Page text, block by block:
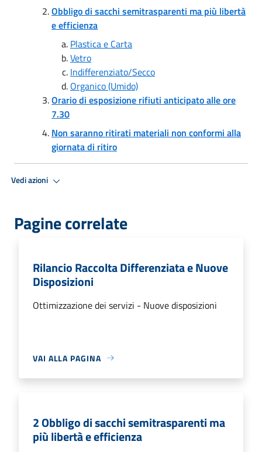
Obbligo di sacchi semitrasparenti ma più libertà
e efficienza
Plastica e Carta
Vetro
Indifferenziato/Secco
Organico (Umido)
Orario di esposizione rifiuti anticipato alle ore
7.30
Non saranno ritirati materiali non conformi alla
giornata di ritiro
Vedi azioni
Pagine correlate
Rilancio Raccolta Differenziata e Nuove
Disposizioni
Ottimizzazione dei servizi - Nuove disposizioni
VAI ALLA PAGINA
2 Obbligo di sacchi semitrasparenti ma
più libertà e efficienza